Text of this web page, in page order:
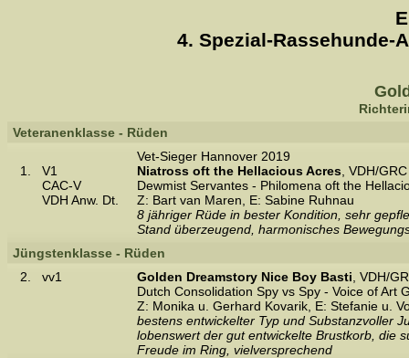
4. Spezial-
Veteranenklasse - Rüden
1.
V1
CAC-V
VDH Anw. Dt.
Vet-Sieger Hannover 2019
Niatross oft the Hellacious Acres , VDH/
Dewmist Servantes - Philomena oft the
Z: Bart van Maren, E: Sabine Ruhnau
8 jähriger Rüde in bester Kondition, sehr
Stand überzeugend, harmonisches
Jüngstenklasse - Rüden
2.
vv1 Golden Dreamstory Nice Boy Basti , VDH/
Dutch Consolidation Spy vs Spy - Voice of Art
Z: Monika u. Gerhard Kovarik, E: Stefanie u.
bestens entwickelter Typ und Substanzvoller
lobenswert der gut entwickelte Brustkorb, die
Freude im Ring, vielversprechend